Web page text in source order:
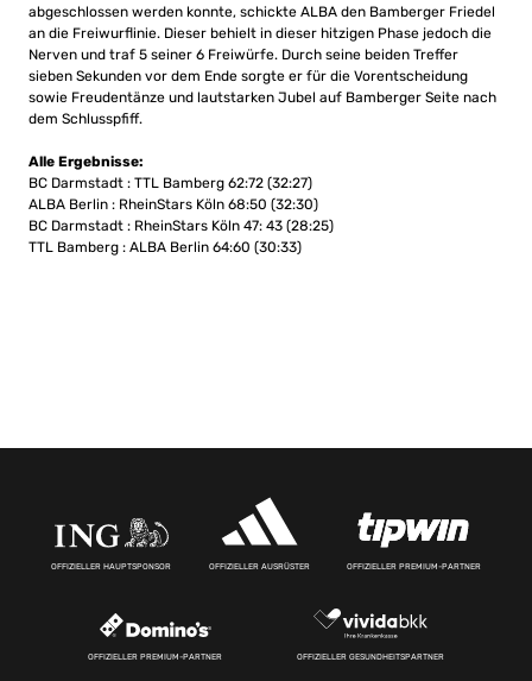
abgeschlossen werden konnte, schickte ALBA den Bamberger Friedel
an die Freiwurflinie. Dieser behielt in dieser hitzigen Phase jedoch die
Nerven und traf 5 seiner 6 Freiwürfe. Durch seine beiden Treffer
sieben Sekunden vor dem Ende sorgte er für die Vorentscheidung
sowie Freudentänze und lautstarken Jubel auf Bamberger Seite nach
dem Schlusspfiff.
Alle Ergebnisse:
BC Darmstadt : TTL Bamberg 62:72 (32:27)
ALBA Berlin : RheinStars Köln 68:50 (32:30)
BC Darmstadt : RheinStars Köln 47: 43 (28:25)
TTL Bamberg : ALBA Berlin 64:60 (30:33)
OFFIZIELLER HAUPTSPONSOR OFFIZIELLER AUSRÜSTER OFFIZIELLER PREMIUM-PARTNER
OFFIZIELLER PREMIUM-PARTNER OFFIZIELLER GESUNDHEITSPARTNER